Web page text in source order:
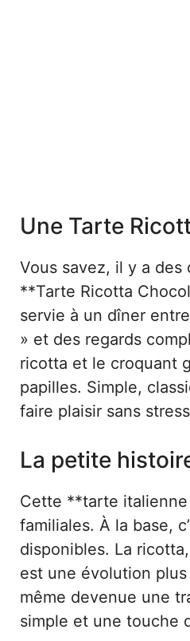
Une Tarte
Vous savez, il y a
**Tarte Ricotta
servie à un dîner
» et des regards
ricotta et le croquant
papilles. Simple,
faire plaisir sans
La petite
Cette **tarte
familiales. À la base,
disponibles. La
est une évolution
même devenue une
simple et une touche